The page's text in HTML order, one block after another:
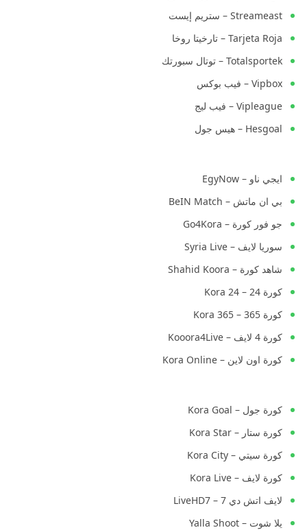
Streameast – ستريم إيست
Tarjeta Roja – تارخيتا روخا
Totalsportek – توتال سبورتك
Vipbox – فيب بوكس
Vipleague – فيب ليج
Hesgoal – هيس جول
ايجي ناو – EgyNow
بي ان ماتش – BeIN Match
جو فور كورة – Go4Kora
سوريا لايف – Syria Live
شاهد كورة – Shahid Koora
كورة 24 – Kora 24
كورة 365 – Kora 365
كورة 4 لايف – Kooora4Live
كورة اون لاين – Kora Online
كورة جول – Kora Goal
كورة ستار – Kora Star
كورة سيتي – Kora City
كورة لايف – Kora Live
لايف اتش دي 7 – LiveHD7
يلا شوت – Yalla Shoot